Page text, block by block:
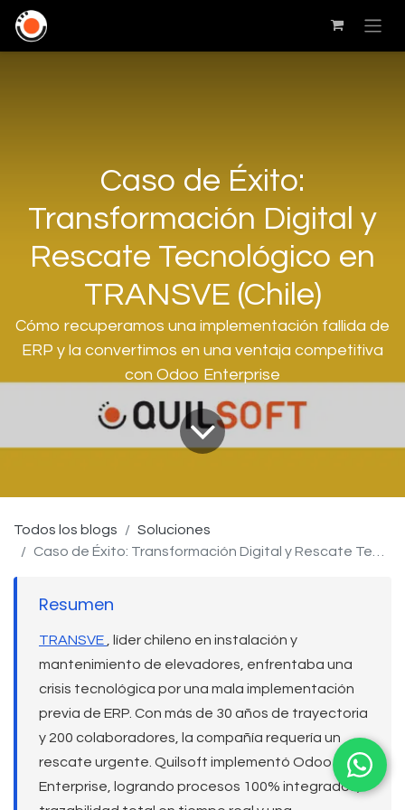
Caso de Éxito:
Transformación Digital y
Rescate Tecnológico en
TRANSVE (Chile)
Cómo recuperamos una implementación fallida de
ERP y la convertimos en una ventaja competitiva
con Odoo Enterprise
Todos los blogs
Soluciones
Caso de Éxito: Transformación Digital y Rescate Tecnológico en TRANSVE (Chile)
Resumen
TRANSVE
, líder chileno en instalación y
mantenimiento de elevadores, enfrentaba una
crisis tecnológica por una mala implementación
previa de ERP. Con más de 30 años de trayectoria
y 200 colaboradores, la compañía requería un
rescate urgente. Quilsoft implementó Odoo
Enterprise, logrando procesos 100% integrados,